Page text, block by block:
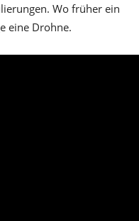
Wo früher ein
eine Drohne.